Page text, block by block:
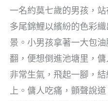
一名約莫七歲的男孩，
多尾錦鯉以繽紛的色彩
景。小男孩拿著一大包
翻，便想倒進池塘里，
非常生氣，飛起一腳，
上。傭人吃痛，顫聲說